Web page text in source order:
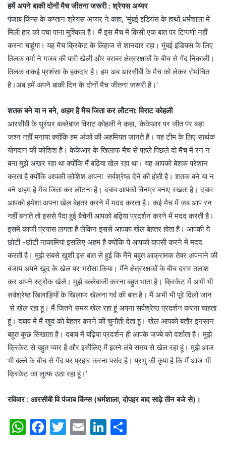
हमें अपने बाकी दोनों मैच जीतना जरूरी : श्रेयस अय्यर
पंजाब किंग्स के कप्तान श्रेयस अय्यर ने कहा, ‘मुंबई इंडियंस के हाथों धर्मशाला में
मिली हार को पचा पाना मुश्किल है। मैं इस मैच में किसी एक बात पर टिप्पणी नहीं
करना चाहूंगा। यह मैच क्रिकेट के लिहाज से शानदार रहा। मुंबई इंडियस के लिए
तिलक वर्मा ने गजब की पारी खेली और बराबर क्षेत्ररक्षकों के बीच से गेंद निकाली।
तिलक वाकई प्रशंसा के हकदार है। हम अब आरसीबी के मैच को लेकर रोमांचित
है।अब हमें अपने बाकी दिन के दोनों मैच जीतना जरूरी है।’
शतक बने या न बने, अहम है मैच जिता कर लौटना: विराट कोहली
आरसीबी के धुरंधर बल्लेबाज विराट कोहली ने कहा, ‘केकेआर पर जीत पर बड़ा
जश्न नहीं मनाया क्योंकि हम अंकों की अहमियत जानते हैं। यह टीम के लिए सार्थक
योगदान की कोशिश है। केकेआर के खिलाफ मैच से पहले पिछले दो मैच में रन न
बना मुझे अखर रहा था क्योंकि मैं बढ़िया खेल रहा था। यह आपको बेशक परेशान
करता है क्योंकि आपकी कोशिश अपना सर्वश्रेष्ठ देने की होती है। शतक बने या न
बने अहम है मैच जिता कर लौटना है। दबाव आपको विनम्र बनाए रखता है। दबाव
आपको हमेशा अपना खेल बेहतर करने में मदद करता है। कई मैच में जब आप रन
नहीं बनाते तो इससे पैदा हुई बैचेनी आपको बढ़िया प्रदर्शन करने में मदद करती है।
इसमें काफी प्रयास लगता है लेकिन इससे आपका खेल बेहतर होता है। आपकी ये
छोटी -छोटी नाकामियां इसलिए अहम है क्योंकि ये आपको वापसी करने में मदद
करती है। मुझे सबसे खुशी इस बात से हुई कि मैंने बहुत आक्रामक तेवर अपनाने की
बजाय अपने खुद के खेल पर भरोसा किया। मैंने क्षेत्ररक्षकों के बीच दरार तलाश
कर अपने स्ट्रोक खेले। मुझे बल्लेबाजी करना बहुत भाता है। क्रिकेट में अभी भी
सर्वश्रेष्ठ खिलाड़ियों के खिलाफ खेलना गर्व की बात है। मैं अभी भी पूरे दिलो जान
से खेल रहा हूं। मैं जितने समय खेल रहा हूं अपना सर्वश्रेष्ठ प्रदर्शन करना चाहता
हूं। दबाव में मैं खुद को बेहतर करने की चुनौती देता हूं। खेल आपको बतौर इनसान
बहुत कुछ सिखाता है। दबाव में बढ़िया प्रदर्शन ही आपके जज्बे को दर्शाता है। मुझे
क्रिकेट से बहुत प्यार है और इसीलिए मैं इतने लंबे समय से खेल रहा हूं। मुझे आज
भी बल्ले के बीच से गेंद पर प्रहार करना पसंद है। प्रभु की कृपा है कि मैं आज भी
क्रिकेट का लुत्फ उठा रहा हूं।’
रविवार : आरसीबी वि पंजाब किंग्स (धर्मशाला, दोपहर बाद साढ़े तीन बजे से)।
W F
T
E
Li